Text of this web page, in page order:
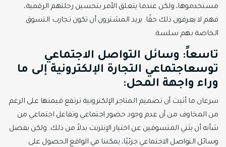
مستخدموها، ولكن عندما يتعلق الأمر بتحسين رحلتهم الرقمية،
فهم لا يعرفون ذلك حقًا. يريد المشترون أن تكون تجارب التسوق
الخاصة بهم سلسة.
تاسعاً: وسائل التواصل الاجتماعي
توسعاجتماعي التجارة الإلكترونية إلى ما
وراء واجهة المحل:
سرعان ما أثبت أن تصميم المتاجر الإلكترونية ترتفع قيمتها على الرغم
من المخاوف من أن عدم وجود حضور اجتماعي وتفاعل اجتماعي من
شأنه أن يثني المتسوقين عن اختيار الإنترنت بدلاً من ذلك. ولكن بفضل
وسائل التواصل الاجتماعي جزئيًا، يمكننا في الواقع الحصول على